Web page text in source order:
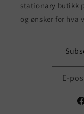
stationary butikk
og ønsker for hva
E-